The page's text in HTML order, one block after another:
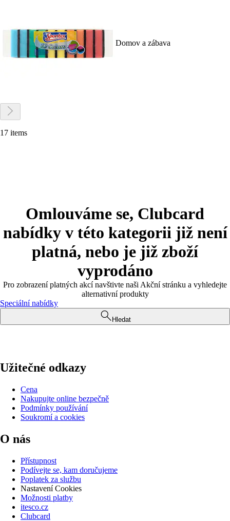
Domov a zábava
17 items
Omlouváme se, Clubcard
nabídky v této kategorii již není
platná, nebo je již zboží
vyprodáno
Pro zobrazení platných akcí navštivte naši Akční stránku a vyhledejte
alternativní produkty
Speciální nabídky
Hledat
Užitečné odkazy
Cena
Nakupujte online bezpečně
Podmínky používání
Soukromí a cookies
O nás
Přístupnost
Podívejte se, kam doručujeme
Poplatek za službu
Nastavení Cookies
Možnosti platby
itesco.cz
Clubcard